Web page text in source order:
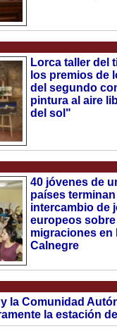
Lorca taller del
los premios de
del segundo
pintura al aire
del sol"
40 jóvenes de
países
intercambio de
europeos
migraciones en
Calnegre
la Comunidad
la estación